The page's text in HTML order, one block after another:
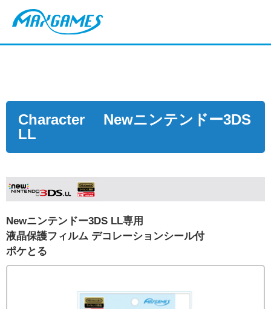
Character Newニンテンドー3DS
LL
Newニンテンドー3DS LL専用
液晶保護フィルム デコレーションシール付
ポケとる